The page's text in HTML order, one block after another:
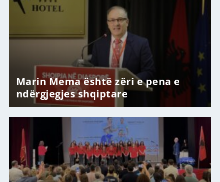
Marin Mema është zëri e pena e
ndërgjegjes shqiptare